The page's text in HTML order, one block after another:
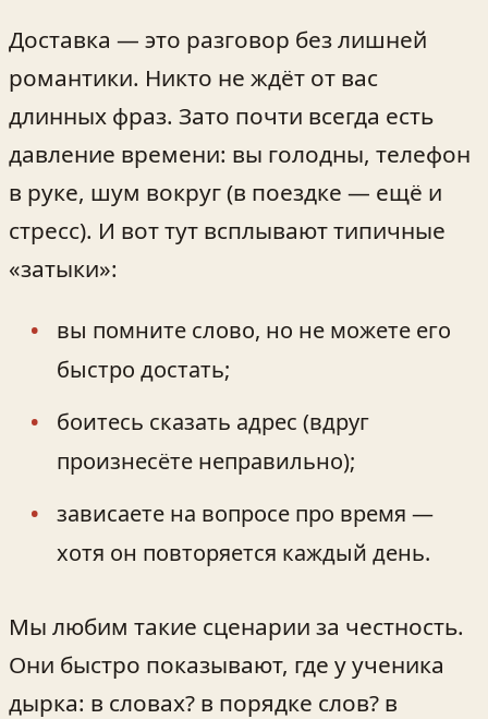
Доставка — это разговор без лишней
романтики. Никто не ждёт от вас
длинных фраз. Зато почти всегда есть
давление времени: вы голодны, телефон
в руке, шум вокруг (в поездке — ещё и
стресс). И вот тут всплывают типичные
«затыки»:
вы помните слово, но не можете его
быстро достать;
боитесь сказать адрес (вдруг
произнесёте неправильно);
зависаете на вопросе про время —
хотя он повторяется каждый день.
Мы любим такие сценарии за честность.
Они быстро показывают, где у ученика
дырка: в словах? в порядке слов? в